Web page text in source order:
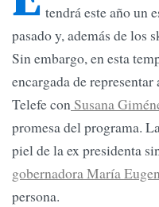
tendrá este año un
pasado y, además de los
Sin embargo, en esta
encargada de representar
Telefe con Susana
promesa del programa.
piel de la ex presidenta
gobernadora María
persona.